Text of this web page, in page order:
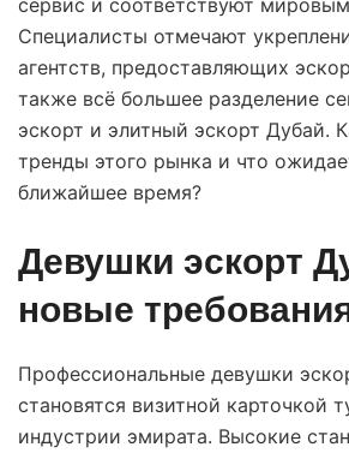
сервис и соответствуют
Специалисты отмечают
агентств, предоставляющих
также всё большее разделение
эскорт и элитный эскорт Дубай.
тренды этого рынка и что
ближайшее время?
Девушки эскорт
новые
Профессиональные девушки
становятся визитной карточкой
индустрии эмирата. Высокие